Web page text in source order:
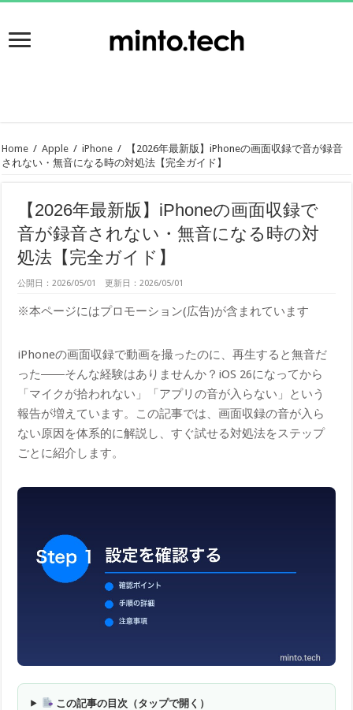
Home / Apple / iPhone /
【2026年最新版】iPhoneの画面収録で音が録音
されない・無音になる時の対処法【完全ガイド】
【2026年最新版】iPhoneの画面収録で
音が録音されない・無音になる時の対
処法【完全ガイド】
公開日：2026/05/01 更新日：2026/05/01
※本ページにはプロモーション(広告)が含まれています
iPhoneの画面収録で動画を撮ったのに、再生すると無音だ
った――そんな経験はありませんか？iOS 26になってから
「マイクが拾われない」「アプリの音が入らない」という
報告が増えています。この記事では、画面収録の音が入ら
ない原因を体系的に解説し、すぐ試せる対処法をステップ
ごとに紹介します。
この記事の目次（タップで開く）